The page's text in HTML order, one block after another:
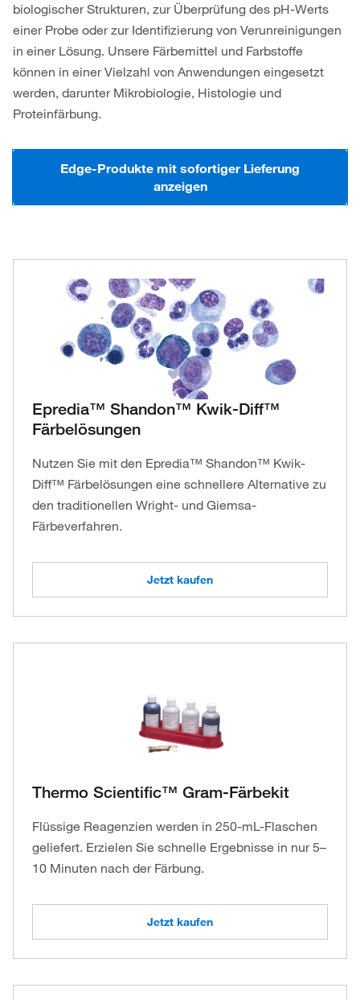
biologischer Strukturen, zur Überprüfung des pH-Werts
einer Probe oder zur Identifizierung von Verunreinigungen
in einer Lösung. Unsere Färbemittel und Farbstoffe
können in einer Vielzahl von Anwendungen eingesetzt
werden, darunter Mikrobiologie, Histologie und
Proteinfärbung.
Edge-Produkte mit sofortiger Lieferung
anzeigen
Epredia™ Shandon™ Kwik-Diff™
Färbelösungen
Nutzen Sie mit den Epredia™ Shandon™ Kwik-
Diff™ Färbelösungen eine schnellere Alternative zu
den traditionellen Wright- und Giemsa-
Färbeverfahren.
Jetzt kaufen
Thermo Scientific™ Gram-Färbekit
Flüssige Reagenzien werden in 250-mL-Flaschen
geliefert. Erzielen Sie schnelle Ergebnisse in nur 5–
10 Minuten nach der Färbung.
Jetzt kaufen